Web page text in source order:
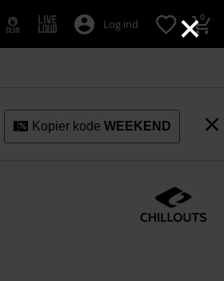
×
Log ind 0
Kopier kode WEEKEND